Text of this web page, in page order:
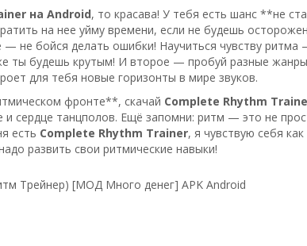
на Android, то красава! У тебя есть шанс **не
на нее уйму времени, если не будешь
не бойся делать ошибки! Научиться чувству ритма
ты будешь крутым! И второе — пробуй разные
для тебя новые горизонты в мире звуков.
фронте**, скачай Complete Rhythm
сердце танцполов. Ещё запомни: ритм — это не
есть Complete Rhythm Trainer, я чувствую себя
развить свои ритмические навыки!
Трейнер) [МОД Много денег] APK Android